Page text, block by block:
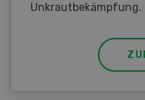
Unkrautbekämpfung.